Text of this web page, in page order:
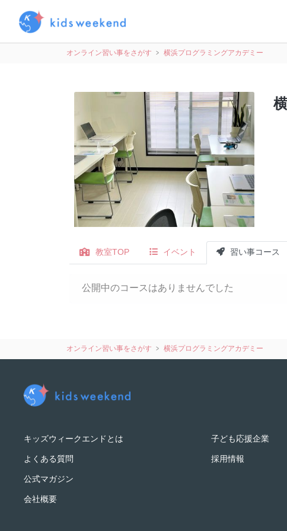
オンライン習い事をさがす 横浜プログラミングアカデミー
教室TOP イベント 習い事コース
公開中のコースはありませんでした
オンライン習い事をさがす 横浜プログラミングアカデミー
キッズウィークエンドとは
よくある質問
公式マガジン
会社概要
子ども応援企業
採用情報